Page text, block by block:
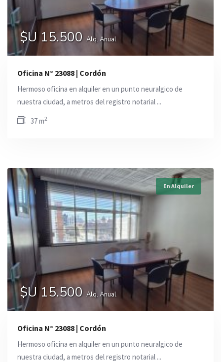
$U 15.500 Alq. Anual
Oficina N° 23088 | Cordón
Hermoso oficina en alquiler en un punto neuralgico de
nuestra ciudad, a metros del registro notarial ...
37 m2
En Alquiler
$U 15.500 Alq. Anual
Oficina N° 23088 | Cordón
Hermoso oficina en alquiler en un punto neuralgico de
nuestra ciudad, a metros del registro notarial ...